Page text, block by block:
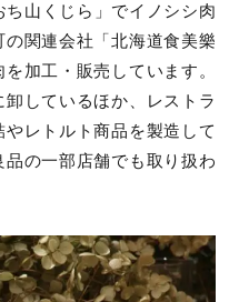
山くじら」でイノシシ肉
関連会社「北海道食美樂
加工・販売しています。
しているほか、レストラ
レトルト商品を製造して
の一部店舗でも取り扱わ